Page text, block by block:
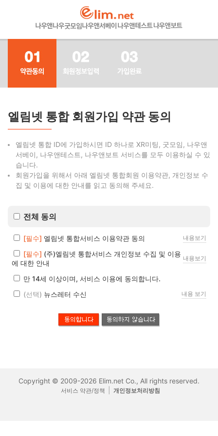
엘림넷 통합 회원가입 약관 동의
엘림넷 통합 ID에 가입하시면 ID 하나로 XR미팅, 굿모임, 나우앤
서베이, 나우앤테스트, 나우앤보트 서비스를 모두 이용하실 수 있
습니다.
회원가입을 위해서 아래 엘림넷 통합회원 이용약관, 개인정보 수
집 및 이용에 대한 안내를 읽고 동의해 주세요.
전체 동의
[필수] 엘림넷 통합서비스 이용약관 동의 내용보기
[필수] (주)엘림넷 통합서비스 개인정보 수집 및 이용
에 대한 안내
내용보기
만 14세 이상이며, 서비스 이용에 동의합니다.
(선택) 뉴스레터 수신 내용 보기
Copyright © 2009-2026 Elim.net Co., All rights reserved.
서비스 약관/정책 개인정보처리방침